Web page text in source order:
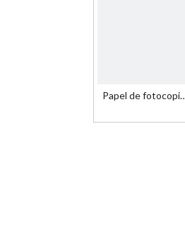
Papel de fotocopia
fotocopiadora